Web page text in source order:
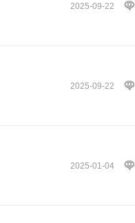
2025-09-22
2025-09-22
2025-01-04